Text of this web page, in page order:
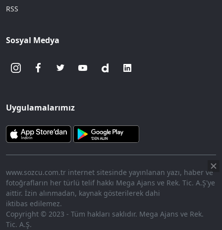
RSS
Sosyal Medya
Uygulamalarımız
www.sozcu.com.tr internet sitesinde yayınlanan yazı, haber ve
fotoğrafların her türlü telif hakkı Mega Ajans ve Rek. Tic. A.Ş'ye
aittir. İzin alınmadan, kaynak gösterilerek dahi
iktibas edilemez.
Copyright © 2023 - Tüm hakları saklıdır. Mega Ajans ve Rek.
Tic. A.Ş.